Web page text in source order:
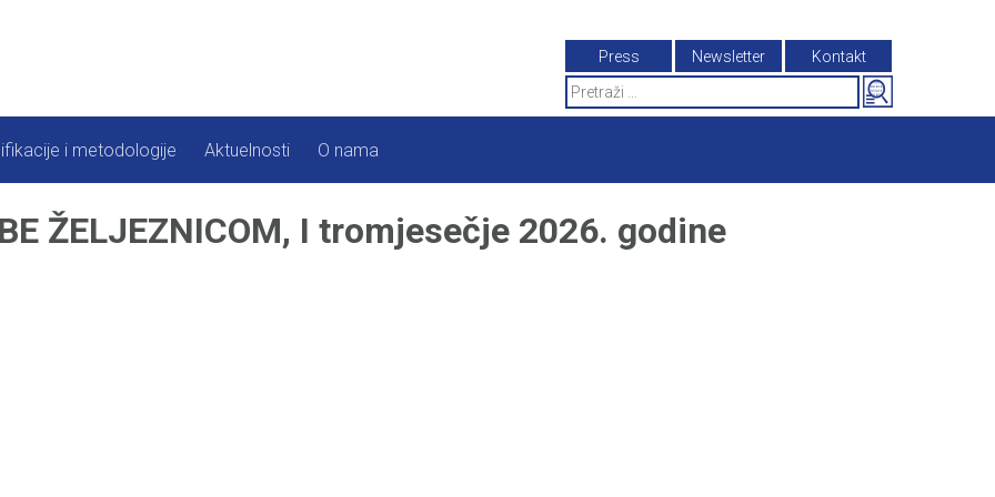
Press Newsletter
Kontakt
Search
for:
i metodologije Aktuelnosti O nama
ŽELJEZNICOM, I tromjesečje 2026. godine